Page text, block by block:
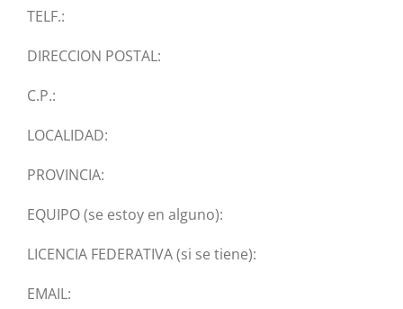
TELF.:
DIRECCION POSTAL:
C.P.:
LOCALIDAD:
PROVINCIA:
EQUIPO (se estoy en alguno):
LICENCIA FEDERATIVA (si se tiene):
EMAIL: